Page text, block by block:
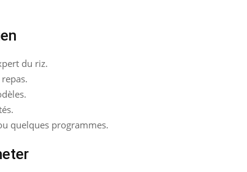
du riz.
quelques programmes.